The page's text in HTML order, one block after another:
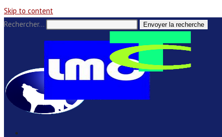
Skip to content
Rechercher…
Envoyer la recherche